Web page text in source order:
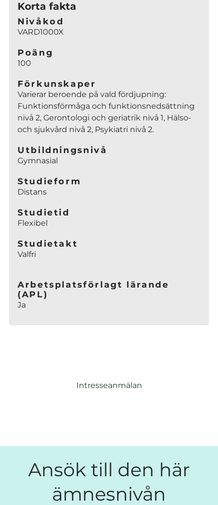
Korta fakta
Nivåkod
VARD1000X
Poäng
100
Förkunskaper
Varierar beroende på vald fördjupning:
Funktionsförmåga och funktionsnedsättning
nivå 2, Gerontologi och geriatrik nivå 1, Hälso-
och sjukvård nivå 2, Psykiatri nivå 2.
Utbildningsnivå
Gymnasial
Studieform
Distans
Studietid
Flexibel
Studietakt
Valfri
Arbetsplatsförlagt lärande
(APL)
Ja
Intresseanmälan
Ansök till den här
ämnesnivån